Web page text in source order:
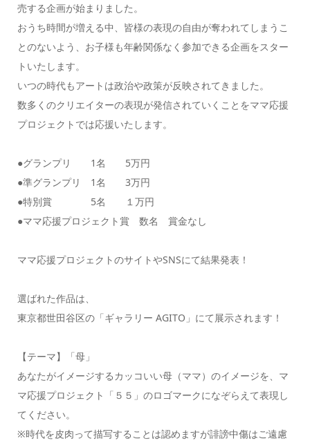
売する企画が始まりました。
おうち時間が増える中、皆様の表現の自由が奪われてしまうこ
とのないよう、お子様も年齢関係なく参加できる企画をスター
トいたします。
いつの時代もアートは政治や政策が反映されてきました。
数多くのクリエイターの表現が発信されていくことをママ応援
プロジェクトでは応援いたします。
●グランプリ 1名 5万円
●準グランプリ 1名 3万円
●特別賞 5名 １万円
●ママ応援プロジェクト賞 数名 賞金なし
ママ応援プロジェクトのサイトやSNSにて結果発表！
選ばれた作品は、
東京都世田谷区の「ギャラリー AGITO」にて展示されます！
【テーマ】「母」
あなたがイメージするカッコいい母（ママ）のイメージを、マ
マ応援プロジェクト「５５」のロゴマークになぞらえて表現し
てください。
※時代を皮肉って描写することは認めますが誹謗中傷はご遠慮